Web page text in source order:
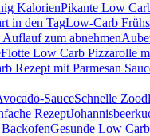
Pikante Low
Low-Carb
Flotte Low Carb Pizzarolle
Schnelle
Gesunde Low